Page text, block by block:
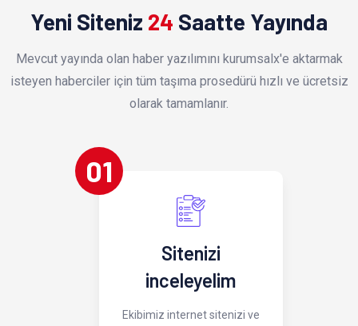
Yeni Siteniz 24 Saatte Yayında
Mevcut yayında olan haber yazılımını kurumsalx'e aktarmak
isteyen haberciler için tüm taşıma prosedürü hızlı ve ücretsiz
olarak tamamlanır.
01
Sitenizi
inceleyelim
Ekibimiz internet sitenizi ve